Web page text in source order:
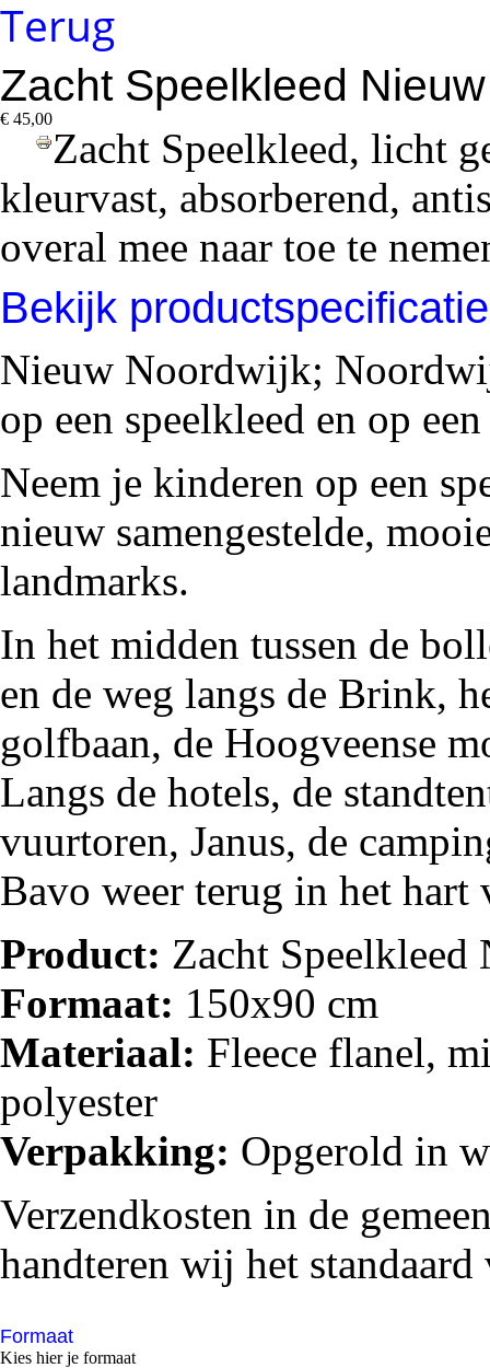
Terug
Zacht Speelkleed
€ 45,00
Zacht Speelkleed, licht
kleurvast, absorberend,
overal mee naar toe te
Bekijk
Nieuw Noordwijk;
op een speelkleed en op
Neem je kinderen op een
nieuw samengestelde,
landmarks.
In het midden tussen de
en de weg langs de Brink,
golfbaan, de Hoogveense
Langs de hotels, de
vuurtoren, Janus, de
Bavo weer terug in het hart
Product: Zacht
Formaat: 150x90 cm
Materiaal: Fleece flanel,
polyester
Verpakking: Opgerold in
Verzendkosten in de
handteren wij het
Formaat
Kies hier je formaat